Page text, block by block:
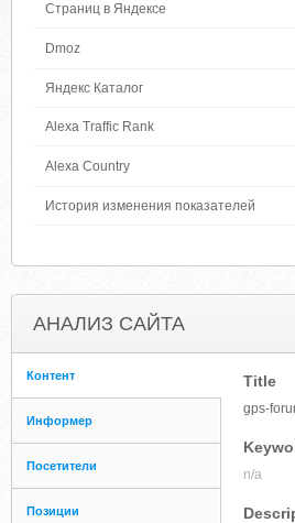
Страниц в Яндексе
Dmoz
Яндекс Каталог
Alexa Traffic Rank
Alexa Country
История изменения показателей
АНАЛИЗ САЙТА
Контент
Информер
Посетители
Позиции
Title
gps-
n/a